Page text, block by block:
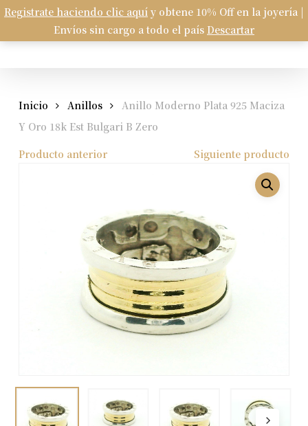
Registrate haciendo clic aquí y obtene 10% Off en la joyería |
Envíos sin cargo a todo el país Descartar
Skip
main
search
Carrito Cart
Inicio Anillos
Anillo Moderno Plata 925 Maciza
Y Oro 18k Est Bulgari B Zero
Producto anterior
Siguiente producto